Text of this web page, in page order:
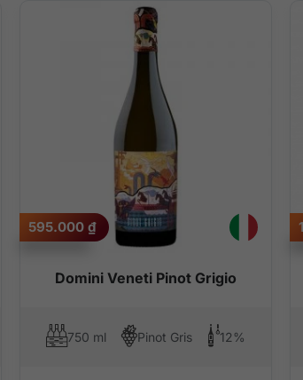
Domini Veneti Pinot Grigio
595.000 ₫
750 ml Pinot Gris 12%